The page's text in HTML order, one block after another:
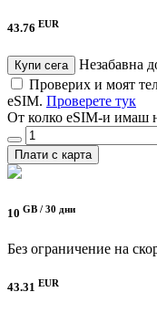
43.76 EUR
Купи сега
Незабавна
Проверих и моят
eSIM. Проверете тук
От колко eSIM-и имаш
Плати с карта
10 GB / 30 дни
Без ограничение на
43.31 EUR